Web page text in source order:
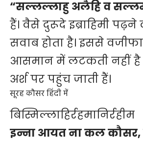
“सल्लल्लाहु अलैहि व
हैं। वैसे दुरूदे इब्राहिमी पढ़ने
सवाब होता है। इससे
आसमान में लटकती नहीं
अर्श पर पहुंच जाती हैं।
सूरह कौसर हिंदी में
बिस्मिल्लाहिर्रहमानिर्रहीम
इन्ना आयत ना कल